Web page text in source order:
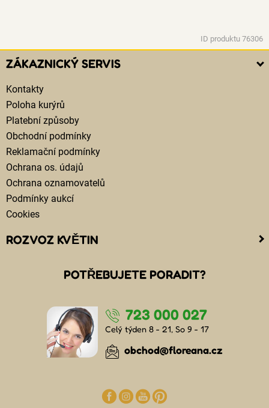
ID produktu 76306
ZÁKAZNICKÝ SERVIS
Kontakty
Poloha kurýrů
Platební způsoby
Obchodní podmínky
Reklamační podmínky
Ochrana os. údajů
Ochrana oznamovatelů
Podmínky aukcí
Cookies
ROZVOZ KVĚTIN
Kam doručujeme květiny
Cena za doručení květin
Doručení květin sledujete online
Kdo jsou lidé, kteří doručují kytice
Odkud květiny doručujeme
POTŘEBUJETE PORADIT?
723 000 027
Celý týden 8 - 21, So 9 - 17
obchod@floreana.cz